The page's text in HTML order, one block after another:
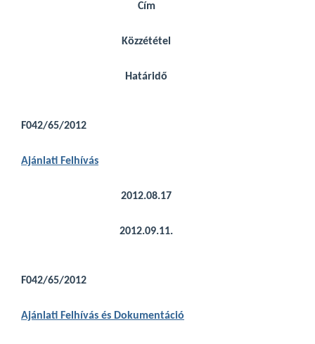
Cím
Közzététel
Határidő
F042/65/2012
Ajánlati Felhívás
2012.08.17
2012.09.11.
F042/65/2012
Ajánlati Felhívás és Dokumentáció